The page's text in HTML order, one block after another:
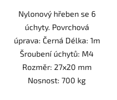
Nylonový hřeben se 6
úchyty. Povrchová
úprava: Černá Délka: 1m
Šroubení úchytů: M4
Rozměr: 27x20 mm
Nosnost: 700 kg